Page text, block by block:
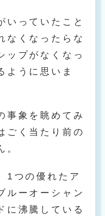
いっていたこと
なくなったらな
ップがなくなっ
ように思いま
事象を眺めてみ
ごく当たり前の
。
1つの優れたア
ルーオーシャン
に沸騰している